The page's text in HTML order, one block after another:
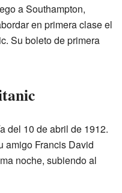
a Southampton,
en primera clase el
Su boleto de primera
del 10 de abril de 1912.
amigo Francis David
noche, subiendo al